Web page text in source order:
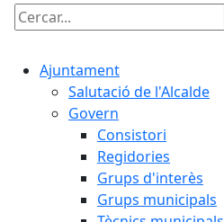
Cercar:
Ajuntament
Salutació de l'Alcalde
Govern
Consistori
Regidories
Grups d'interès
Grups municipals